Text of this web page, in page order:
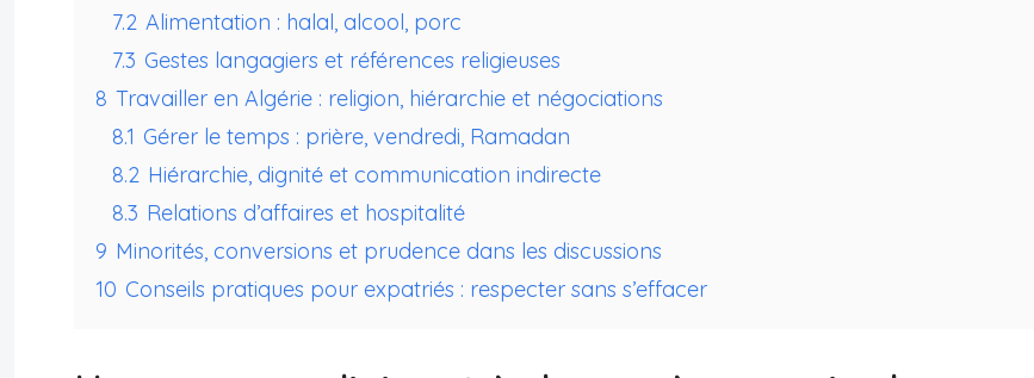
7.2 Alimentation : halal, alcool, porc
7.3 Gestes langagiers et références religieuses
8 Travailler en Algérie : religion, hiérarchie et négociations
8.1 Gérer le temps : prière, vendredi, Ramadan
8.2 Hiérarchie, dignité et communication indirecte
8.3 Relations d’affaires et hospitalité
9 Minorités, conversions et prudence dans les discussions
10 Conseils pratiques pour expatriés : respecter sans s’effacer